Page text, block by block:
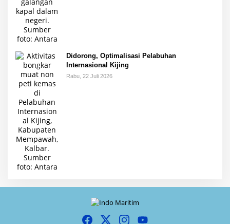
Didorong, Optimalisasi Pelabuhan
Internasional Kijing
Rabu, 22 Juli 2026